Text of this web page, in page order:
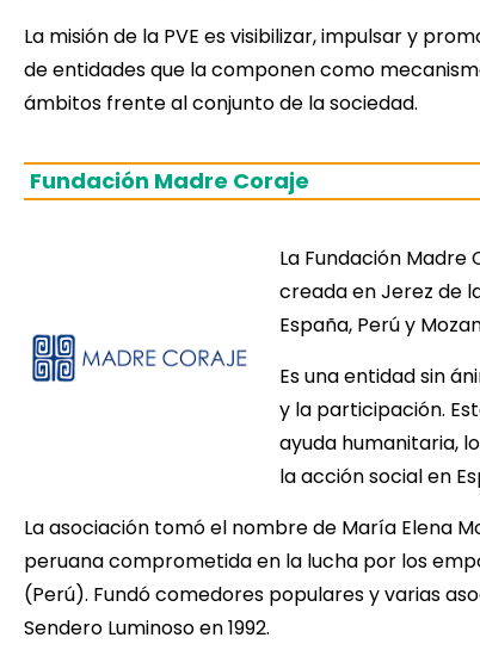
La misión de la PVE es visibilizar, impulsar y
de entidades que la componen como
ámbitos frente al conjunto de la sociedad.
Fundación Madre Coraje
La Fundación
creada en Jerez de
España, Perú y
Es una entidad sin
y la participación.
ayuda humanitaria,
la acción social en
La asociación tomó el nombre de María Elena
peruana comprometida en la lucha por los
(Perú). Fundó comedores populares y varias
Sendero Luminoso en 1992.